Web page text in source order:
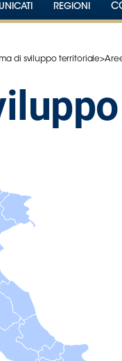
REGIONI
di sviluppo territoriale>